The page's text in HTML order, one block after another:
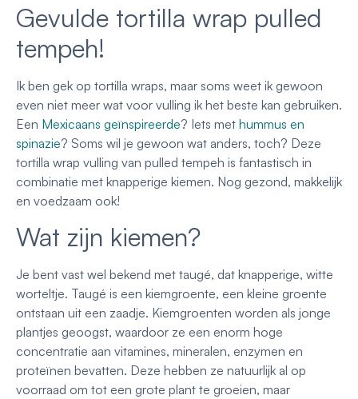
Gevulde tortilla wrap pulled
tempeh!
Ik ben gek op tortilla wraps, maar soms weet ik gewoon
even niet meer wat voor vulling ik het beste kan gebruiken.
Een Mexicaans geïnspireerde? Iets met hummus en
spinazie? Soms wil je gewoon wat anders, toch? Deze
tortilla wrap vulling van pulled tempeh is fantastisch in
combinatie met knapperige kiemen. Nog gezond, makkelijk
en voedzaam ook!
Wat zijn kiemen?
Je bent vast wel bekend met taugé, dat knapperige, witte
worteltje. Taugé is een kiemgroente, een kleine groente
ontstaan uit een zaadje. Kiemgroenten worden als jonge
plantjes geoogst, waardoor ze een enorm hoge
concentratie aan vitamines, mineralen, enzymen en
proteïnen bevatten. Deze hebben ze natuurlijk al op
voorraad om tot een grote plant te groeien, maar